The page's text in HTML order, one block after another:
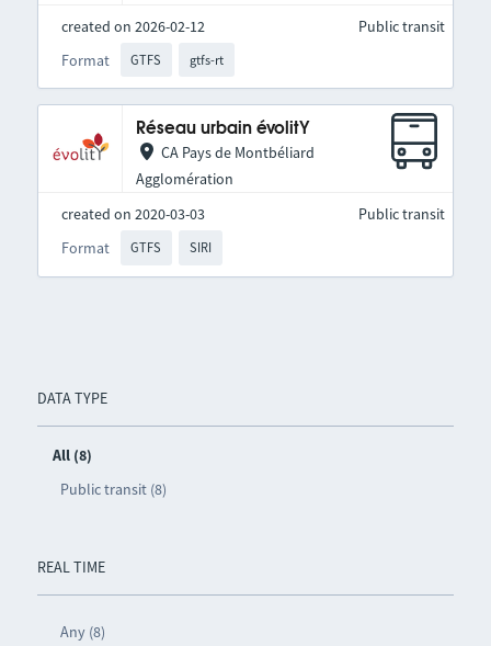
DATA TYPE
All (8)
Public transit (8)
REAL TIME
Any (8)
created on 2026-02-12
Format
GTFS gtfs-rt
Public transit
Réseau urbain évolitY
CA Pays de Montbéliard
Agglomération
created on 2020-03-03
Format
GTFS SIRI
Public transit